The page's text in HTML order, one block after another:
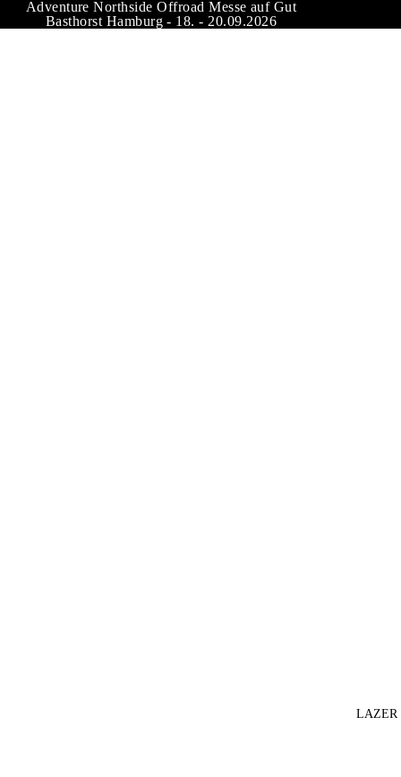
Adventure Northside Offroad Messe auf Gut
Basthorst Hamburg - 18. - 20.09.2026
LAZER